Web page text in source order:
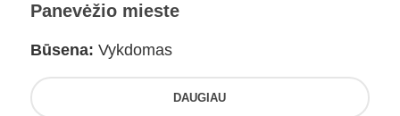
Panevėžio mieste
Būsena: Vykdomas
DAUGIAU